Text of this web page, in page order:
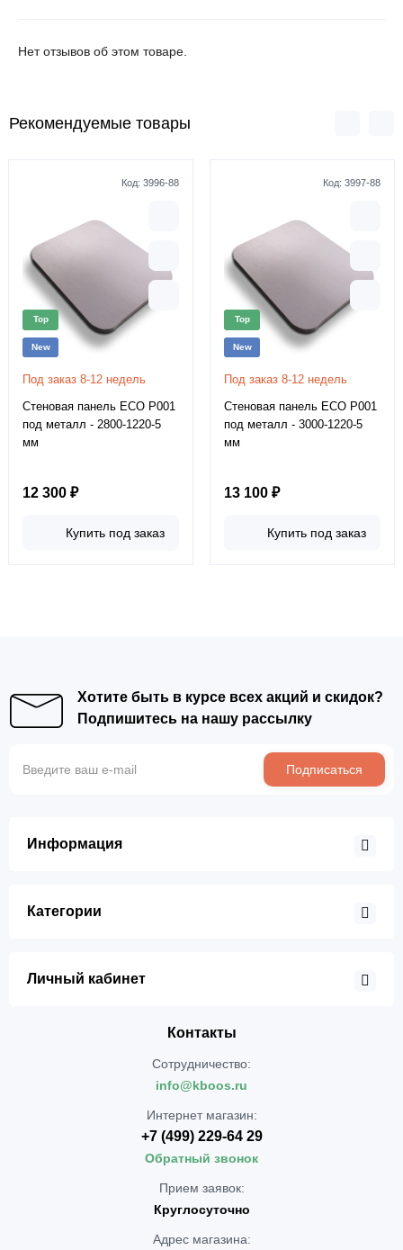
Нет отзывов об этом товаре.
Рекомендуемые товары
Код: 3996-88
Top
New
Под заказ 8-12 недель
Стеновая панель ECO P001
под металл - 2800-1220-5
мм
12 300 ₽
Купить под заказ
Код: 3997-88
Top
New
Под заказ 8-12 недель
Стеновая панель ECO P001
под металл - 3000-1220-5
мм
13 100 ₽
Купить под заказ
Хотите быть в курсе всех акций и скидок?
Подпишитесь на нашу рассылку
Подписаться
Информация
Категории
Личный кабинет
Контакты
Сотрудничество:
info@kboos.ru
Интернет магазин:
+7 (499) 229-64 29
Обратный звонок
Прием заявок:
Круглосуточно
Адрес магазина: